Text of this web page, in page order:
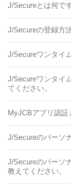
J/Secureとは何で
J/Secureの登録方
J/Secureワンタイ
J/Secureワンタイ
てください。
MyJCBアプリ認証
J/Secureのパーソ
J/Secureのパーソ
教えてください。